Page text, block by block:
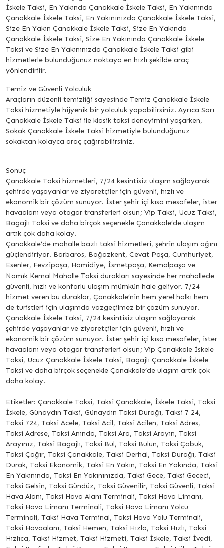
İskele Taksi, En Yakında Çanakkale İskele Taksi, En Yakınında
Çanakkale İskele Taksi, En Yakınınızda Çanakkale İskele Taksi,
Size En Yakın Çanakkale İskele Taksi, Size En Yakında
Çanakkale İskele Taksi, Size En Yakınında Çanakkale İskele
Taksi ve Size En Yakınınızda Çanakkale İskele Taksi gibi
hizmetlerle bulunduğunuz noktaya en hızlı şekilde araç
yönlendirilir.
Temiz ve Güvenli Yolculuk
Araçların düzenli temizliği sayesinde Temiz Çanakkale İskele
Taksi hizmetiyle hijyenik bir yolculuk yapabilirsiniz. Ayrıca Sarı
Çanakkale İskele Taksi ile klasik taksi deneyimini yaşarken,
Sokak Çanakkale İskele Taksi hizmetiyle bulunduğunuz
sokaktan kolayca araç çağırabilirsiniz.
Sonuç
Çanakkale Taksi hizmetleri, 7/24 kesintisiz ulaşım sağlayarak
şehirde yaşayanlar ve ziyaretçiler için güvenli, hızlı ve
ekonomik bir çözüm sunuyor. İster şehir içi kısa mesafeler, ister
havaalanı veya otogar transferleri olsun; Vip Taksi, Ucuz Taksi,
Bagajlı Taksi ve daha birçok seçenekle Çanakkale’de ulaşım
artık çok daha kolay.
Çanakkale’de mahalle bazlı taksi hizmetleri, şehrin ulaşım ağını
güçlendiriyor. Barbaros, Boğazkent, Cevat Paşa, Cumhuriyet,
Esenler, Fevzipaşa, Hamidiye, İsmetpaşa, Kemalpaşa ve
Namık Kemal Mahalle Taksi durakları sayesinde her mahallede
güvenli, hızlı ve konforlu ulaşım mümkün hale geliyor. 7/24
hizmet veren bu duraklar, Çanakkale’nin hem yerel halkı hem
de turistleri için ulaşımda vazgeçilmez bir çözüm sunuyor.
Çanakkale İskele Taksi, 7/24 kesintisiz ulaşım sağlayarak
şehirde yaşayanlar ve ziyaretçiler için güvenli, hızlı ve
ekonomik bir çözüm sunuyor. İster şehir içi kısa mesafeler, ister
havaalanı veya otogar transferleri olsun; Vip Çanakkale İskele
Taksi, Ucuz Çanakkale İskele Taksi, Bagajlı Çanakkale İskele
Taksi ve daha birçok seçenekle Çanakkale’de ulaşım artık çok
daha kolay.
Etiketler: Çanakkale Taksi, Taksi Çanakkale, İskele Taksi, Taksi
İskele, Günaydın Taksi, Günaydın Taksi Durağı, Taksi 7 24,
Taksi 724, Taksi Acele, Taksi Acil, Taksi Acilen, Taksi Adres,
Taksi Adrese, Taksi Anında, Taksi Ara, Taksi Arayın, Taksi
Arayınız, Taksi Bagajlı, Taksi Bul, Taksi Bulun, Taksi Çabuk,
Taksi Çağır, Taksi Çanakkale, Taksi Derhal, Taksi Durağı, Taksi
Durak, Taksi Ekonomik, Taksi En Yakın, Taksi En Yakında, Taksi
En Yakınında, Taksi En Yakınınızda, Taksi Gece, Taksi Gececi,
Taksi Gelsin, Taksi Gündüz, Taksi Güvenilir, Taksi Güvenli, Taksi
Hava Alanı, Taksi Hava Alanı Terminali, Taksi Hava Limanı,
Taksi Hava Limanı Terminali, Taksi Hava Limanı Yolcu
Terminali, Taksi Hava Terminal, Taksi Hava Yolu Terminali,
Taksi Havaalanı, Taksi Hemen, Taksi Hızla, Taksi Hızlı, Taksi
Hızlıca, Taksi Hizmet, Taksi Hizmeti, Taksi İskele, Taksi İvedi,